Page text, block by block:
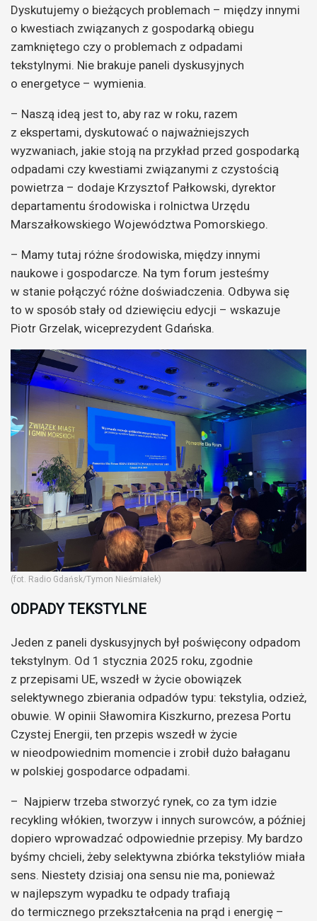
Dyskutujemy o bieżących problemach – między innymi
o kwestiach związanych z gospodarką obiegu
zamkniętego czy o problemach z odpadami
tekstylnymi. Nie brakuje paneli dyskusyjnych
o energetyce – wymienia.
– Naszą ideą jest to, aby raz w roku, razem
z ekspertami, dyskutować o najważniejszych
wyzwaniach, jakie stoją na przykład przed gospodarką
odpadami czy kwestiami związanymi z czystością
powietrza – dodaje Krzysztof Pałkowski, dyrektor
departamentu środowiska i rolnictwa Urzędu
Marszałkowskiego Województwa Pomorskiego.
– Mamy tutaj różne środowiska, między innymi
naukowe i gospodarcze. Na tym forum jesteśmy
w stanie połączyć różne doświadczenia. Odbywa się
to w sposób stały od dziewięciu edycji – wskazuje
Piotr Grzelak, wiceprezydent Gdańska.
(fot. Radio Gdańsk/Tymon Nieśmiałek)
ODPADY TEKSTYLNE
Jeden z paneli dyskusyjnych był poświęcony odpadom
tekstylnym. Od 1 stycznia 2025 roku, zgodnie
z przepisami UE, wszedł w życie obowiązek
selektywnego zbierania odpadów typu: tekstylia, odzież,
obuwie. W opinii Sławomira Kiszkurno, prezesa Portu
Czystej Energii, ten przepis wszedł w życie
w nieodpowiednim momencie i zrobił dużo bałaganu
w polskiej gospodarce odpadami.
– Najpierw trzeba stworzyć rynek, co za tym idzie
recykling włókien, tworzyw i innych surowców, a później
dopiero wprowadzać odpowiednie przepisy. My bardzo
byśmy chcieli, żeby selektywna zbiórka tekstyliów miała
sens. Niestety dzisiaj ona sensu nie ma, ponieważ
w najlepszym wypadku te odpady trafiają
do termicznego przekształcenia na prąd i energię –